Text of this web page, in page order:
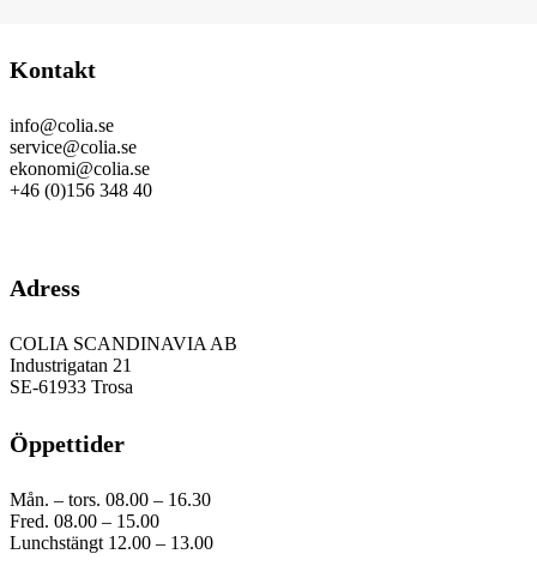
Kontakt
info@colia.se
service@colia.se
ekonomi@colia.se
+46 (0)156 348 40
Adress
COLIA SCANDINAVIA AB
Industrigatan 21
SE-61933 Trosa
Öppettider
Mån. – tors. 08.00 – 16.30
Fred. 08.00 – 15.00
Lunchstängt 12.00 – 13.00